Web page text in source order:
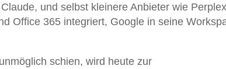
und selbst kleinere Anbieter wie
Office 365 integriert, Google in seine
schien, wird heute zur